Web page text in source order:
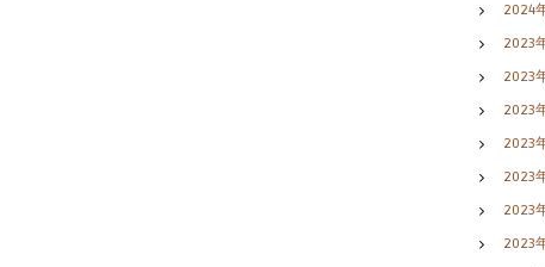
2024
2023
2023
2023
2023
2023
2023
2023